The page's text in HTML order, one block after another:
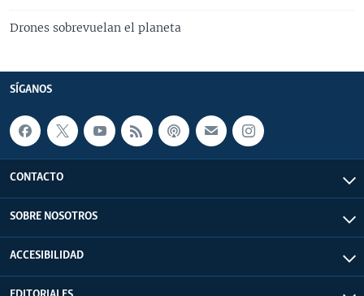
Drones sobrevuelan el planeta
SÍGANOS
CONTACTO
SOBRE NOSOTROS
ACCESIBILIDAD